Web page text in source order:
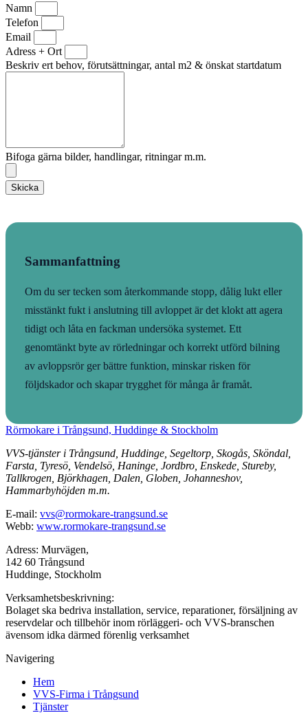
Namn
Telefon
Email
Adress + Ort
Beskriv ert behov, förutsättningar, antal m2 & önskat startdatum
Bifoga gärna bilder, handlingar, ritningar m.m.
Skicka
Sammanfattning
Om du ser tecken som återkommande stopp, dålig lukt eller
misstänkt fukt i anslutning till avloppet är det klokt att agera
tidigt och låta en fackman undersöka systemet. Ett
genomtänkt byte av rörledningar och korrekt utförd bilning
av avloppsrör ger bättre funktion, minskar risken för
följdskador och skapar trygghet för många år framåt.
Rörmokare i Trångsund, Huddinge & Stockholm
VVS-tjänster i Trångsund, Huddinge, Segeltorp, Skogås, Sköndal,
Farsta, Tyresö, Vendelsö, Haninge, Jordbro, Enskede, Stureby,
Tallkrogen, Björkhagen, Dalen, Globen, Johanneshov,
Hammarbyhöjden m.m.
E-mail: vvs@rormokare-trangsund.se
Webb: www.rormokare-trangsund.se
Adress: Murvägen,
142 60 Trångsund
Huddinge, Stockholm
Verksamhetsbeskrivning:
Bolaget ska bedriva installation, service, reparationer, försäljning av
reservdelar och tillbehör inom rörläggeri- och VVS-branschen
ävensom idka därmed förenlig verksamhet
Navigering
Hem
VVS-Firma i Trångsund
Tjänster